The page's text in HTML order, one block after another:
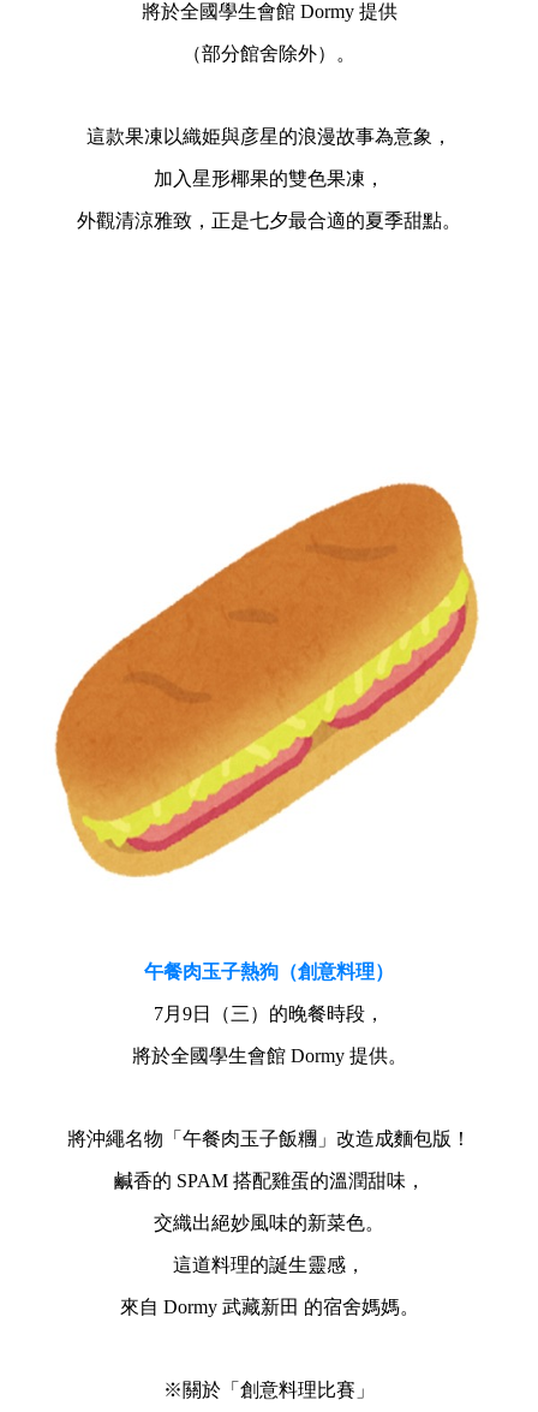
將於全國學生會館 Dormy 提供
（部分館舍除外）。
這款果凍以織姫與彦星的浪漫故事為意象，
加入星形椰果的雙色果凍，
外觀清涼雅致，正是七夕最合適的夏季甜點。
午餐肉玉子熱狗（創意料理）
7月9日（三）的晚餐時段，
將於全國學生會館 Dormy 提供。
將沖繩名物「午餐肉玉子飯糰」改造成麵包版！
鹹香的 SPAM 搭配雞蛋的溫潤甜味，
交織出絕妙風味的新菜色。
這道料理的誕生靈感，
來自 Dormy 武藏新田 的宿舍媽媽。
※關於「創意料理比賽」